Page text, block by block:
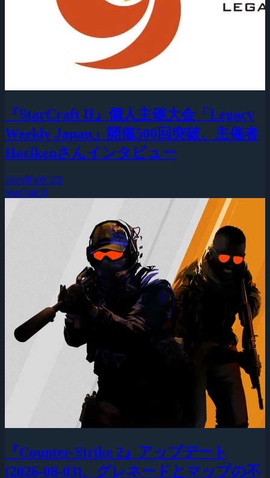
『StarCraft II』個人主催大会「Legacy
Weekly Japan」開催500回突破、主催者
Horikenさんインタビュー
2026年8月5日
StarCraft II
『Counter-Strike 2』アップデート
(2026-08-03)、グレネードとマップの不